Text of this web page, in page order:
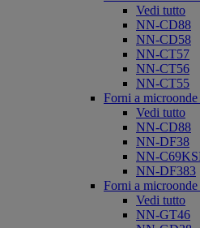
Vedi tutto
NN-CD88
NN-CD58
NN-CT57
NN-CT56
NN-CT55
Forni a
Vedi tutto
NN-CD88
NN-DF38
NN-
NN-DF383
Forni a
Vedi tutto
NN-GT46